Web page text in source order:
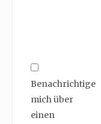
Benachrichtige
mich über
einen